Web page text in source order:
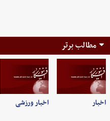
مطالب برتر
اخبار اخبار ورزشی